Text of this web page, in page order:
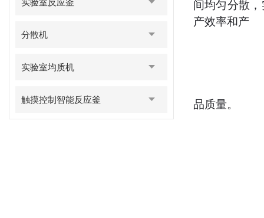
实验室反应釜
分散机
实验室均质机
触摸控制智能反应釜
间均匀分散
产效率和产
品质量。